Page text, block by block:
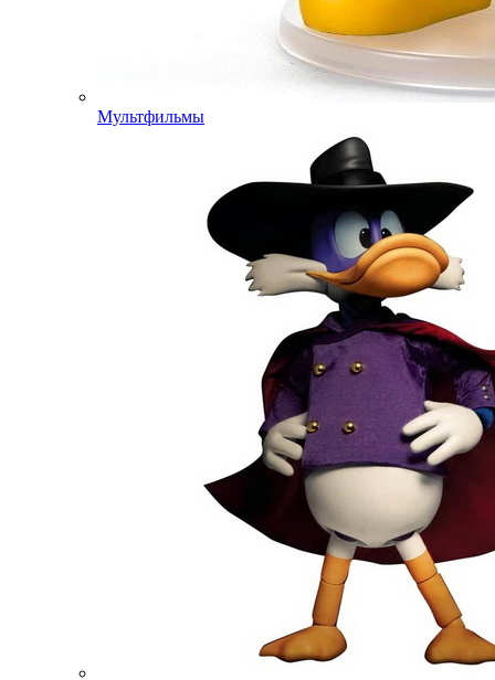
Мультфильмы